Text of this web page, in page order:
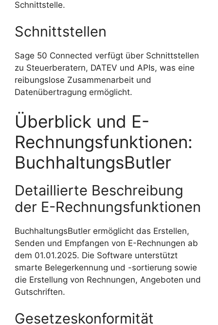
Schnittstelle.
Schnittstellen
Sage 50 Connected verfügt über Schnittstellen
zu Steuerberatern, DATEV und APIs, was eine
reibungslose Zusammenarbeit und
Datenübertragung ermöglicht.
Überblick und E-
Rechnungsfunktionen:
BuchhaltungsButler
Detaillierte Beschreibung
der E-Rechnungsfunktionen
BuchhaltungsButler ermöglicht das Erstellen,
Senden und Empfangen von E-Rechnungen ab
dem 01.01.2025. Die Software unterstützt
smarte Belegerkennung und -sortierung sowie
die Erstellung von Rechnungen, Angeboten und
Gutschriften.
Gesetzeskonformität